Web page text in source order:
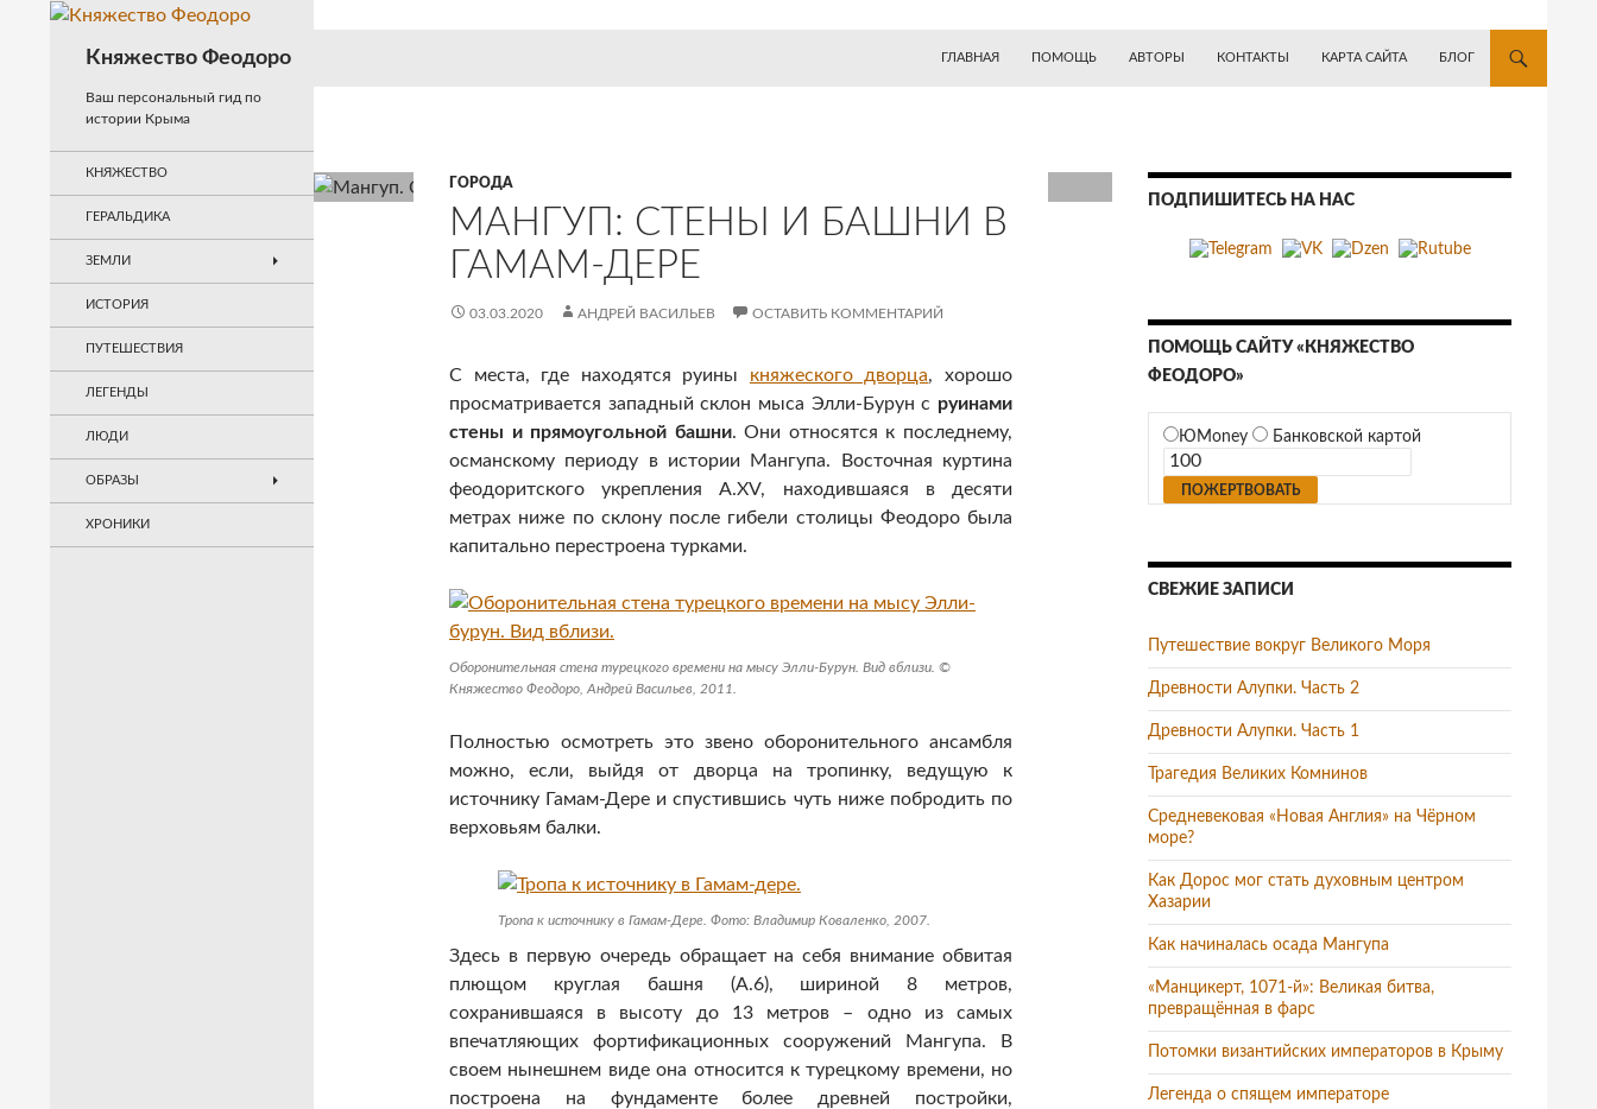
Перейти
Княжество Феодоро ГЛАВНАЯ ПОМОЩЬ АВТОРЫ КОНТАКТЫ КАРТА САЙТА БЛОГ
ГОРОДА
МАНГУП: СТЕНЫ И БАШНИ В
ГАМАМ-ДЕРЕ
03.03.2020 АНДРЕЙ ВАСИЛЬЕВ ОСТАВИТЬ КОММЕНТАРИЙ
С места, где находятся руины княжеского дворца, хорошо
просматривается западный склон мыса Элли-Бурун с руинами
стены и прямоугольной башни. Они относятся к последнему,
османскому периоду в истории Мангупа. Восточная куртина
феодоритского укрепления А.XV, находившаяся в десяти
метрах ниже по склону после гибели столицы Феодоро была
капитально перестроена турками.
Оборонительная стена турецкого времени на мысу Элли-Бурун. Вид вблизи. ©
Княжество Феодоро, Андрей Васильев, 2011.
Полностью осмотреть это звено оборонительного ансамбля
можно, если, выйдя от дворца на тропинку, ведущую к
источнику Гамам-Дере и спустившись чуть ниже побродить по
верховьям балки.
Тропа к источнику в Гамам-Дере. Фото: Владимир Коваленко, 2007.
Здесь в первую очередь обращает на себя внимание обвитая
плющом круглая башня (А.6), шириной 8 метров,
сохранившаяся в высоту до 13 метров – одно из самых
впечатляющих фортификационных сооружений Мангупа. В
своем нынешнем виде она относится к турецкому времени, но
построена на фундаменте более древней постройки,
ПОДПИШИТЕСЬ НА НАС
ПОМОЩЬ САЙТУ «КНЯЖЕСТВО
ФЕОДОРО»
ЮMoney Банковской картой
СВЕЖИЕ ЗАПИСИ
Путешествие вокруг Великого Моря
Древности Алупки. Часть 2
Древности Алупки. Часть 1
Трагедия Великих Комнинов
Средневековая «Новая Англия» на Чёрном
море?
Как Дорос мог стать духовным центром
Хазарии
Как начиналась осада Мангупа
«Манцикерт, 1071-й»: Великая битва,
превращённая в фарс
Потомки византийских императоров в Крыму
Легенда о спящем императоре
Ваш персональный гид по
истории Крыма
КНЯЖЕСТВО
ГЕРАЛЬДИКА
ЗЕМЛИ
ИСТОРИЯ
ПУТЕШЕСТВИЯ
ЛЕГЕНДЫ
ЛЮДИ
ОБРАЗЫ
ХРОНИКИ